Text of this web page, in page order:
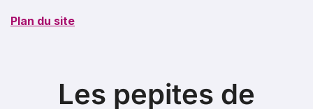
Plan du site
Les pepites de